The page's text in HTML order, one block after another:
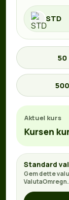
STD
50
500
Aktuel kurs
Kursen
Standard
Gem dette